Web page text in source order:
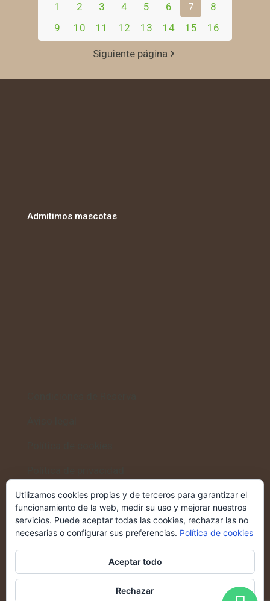
1 2 3 4 5 6 7
8
9
10 11 12 13 14 15 16
Siguiente página
Admitimos mascotas
Volver al inicio
Casa Rural Altozano →
Utilizamos cookies propias y de terceros para garantizar el
funcionamiento de la web, medir su uso y mejorar nuestros
servicios. Puede aceptar todas las cookies, rechazar las no
necesarias o configurar sus preferencias. Política de cookies
Aceptar todo
Rechazar